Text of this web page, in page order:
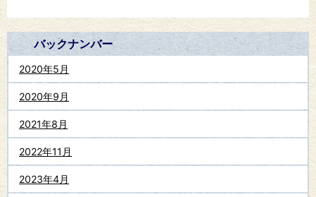
バックナンバー
2020年5月
2020年9月
2021年8月
2022年11月
2023年4月